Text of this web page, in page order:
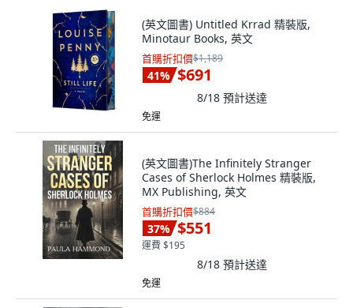
(英文圖書) Untitled Krrad 精裝版,
Minotaur Books, 英文
首購折扣價$1,189
41% $691
8/18 預計送達
免運
(英文圖書)The Infinitely Stranger
Cases of Sherlock Holmes 精裝版,
MX Publishing, 英文
首購折扣價$884
37% $551
運費 $195
8/18 預計送達
免運